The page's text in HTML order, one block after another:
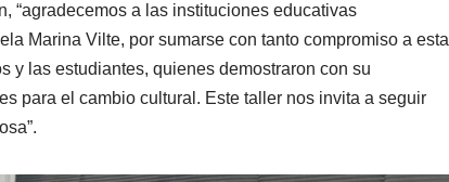
“agradecemos a las instituciones educativas
Marina Vilte, por sumarse con tanto compromiso a esta
y las estudiantes, quienes demostraron con su
para el cambio cultural. Este taller nos invita a seguir